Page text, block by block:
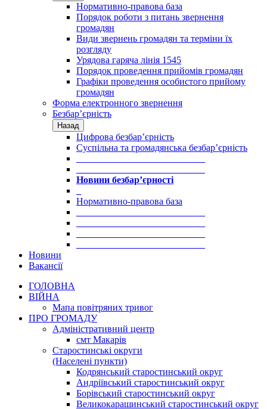
Нормативно-правова база
Порядок роботи з питань звернення
громадян
Види звернень громадян та терміни їх
розгляду
Урядова гаряча лінія 1545
Порядок проведення прийомів громадян
Графіки проведення особистого прийому
громадян
Форма електронного звернення
Безбар’єрність
Назад
Цифрова безбар’єрність
Суспільна та громадянська безбар’єрність
Новини безбар’єрності
Нормативно-правова база
Новини
Вакансії
ГОЛОВНА
ВІЙНА
Мапа повітряних тривог
ПРО ГРОМАДУ
Aдміністративний центр
смт Макарів
Старостинські округи
(Населені пункти)
Кодрянський старостинський округ
Андріївський старостинський округ
Борівський старостинський округ
Великокарашинський старостинський округ